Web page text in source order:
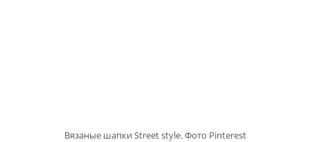
Вязаные шапки Street style. Фото Pinterest